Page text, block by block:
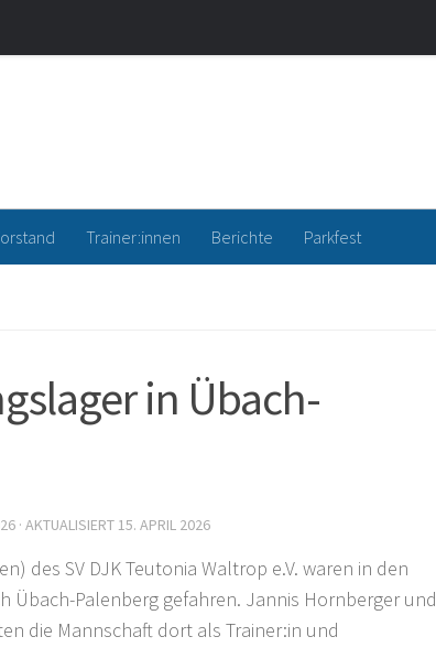
Trainer:innen Berichte Parkfest
in Übach-
· AKTUALISIERT 15. APRIL 2026
des SV DJK Teutonia Waltrop e.V. waren in den
Übach-Palenberg gefahren. Jannis Hornberger und
die Mannschaft dort als Trainer:in und